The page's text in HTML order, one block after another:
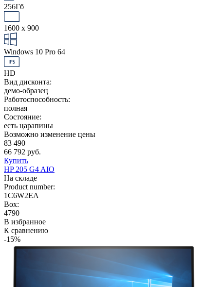
256Гб
1600 x 900
Windows 10 Pro 64
HD
Вид дисконта:
демо-образец
Работоспособность:
полная
Состояние:
есть царапины
Возможно изменение цены
83 490
66 792 руб.
Купить
HP 205 G4 AIO
На складе
Product number:
1C6W2EA
Box:
4790
В избранное
К сравнению
-15%